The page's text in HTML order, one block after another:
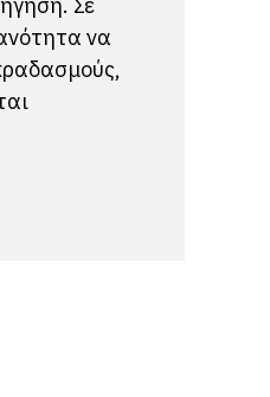
να